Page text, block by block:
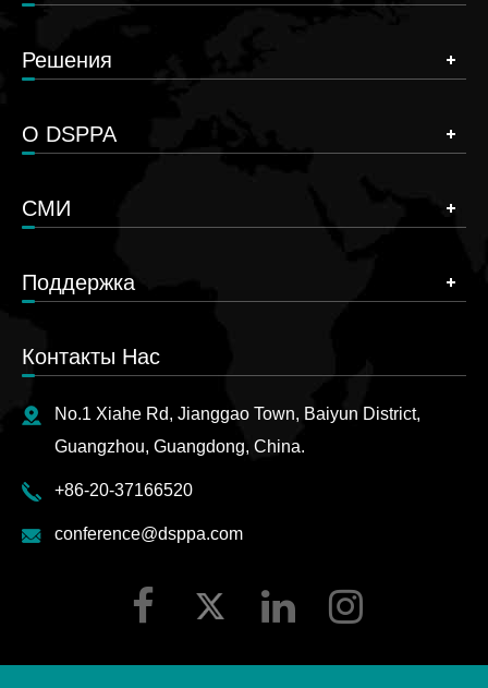
Решения
О DSPPA
СМИ
Поддержка
Контакты Нас
No.1 Xiahe Rd, Jianggao Town, Baiyun District,
Guangzhou, Guangdong, China.
+86-20-37166520
conference@dsppa.com